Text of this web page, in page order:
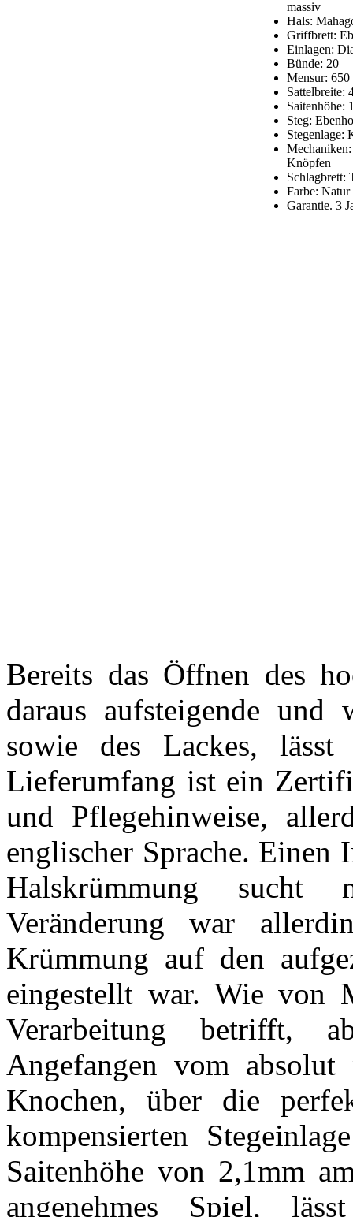
massiv
Hals:
Griffbrett:
Einlagen:
Bünde: 20
Mensur: 650
Sattelbreite:
Saitenhöhe:
Steg:
Stegenlage:
Knöpfen
Schlagbrett:
Farbe: Natur
Garantie. 3
Bereits das Öffnen des
daraus aufsteigende und
sowie des Lackes,
Lieferumfang ist ein
und Pflegehinweise,
englischer Sprache. Einen
Halskrümmung sucht
Veränderung war
Krümmung auf den
eingestellt war. Wie von
Verarbeitung betrifft,
Angefangen vom absolut
Knochen, über die
kompensierten
Saitenhöhe von 2,1mm
angenehmes Spiel,